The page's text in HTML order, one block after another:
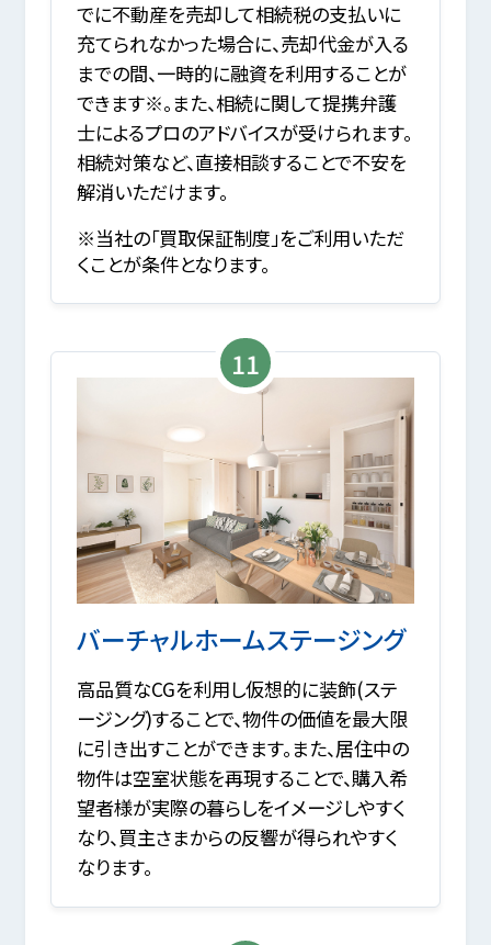
でに不動産を売却して相続税の支払いに
充てられなかった場合に、売却代金が入る
までの間、一時的に融資を利用することが
できます※。また、相続に関して提携弁護
士によるプロのアドバイスが受けられます。
相続対策など、直接相談することで不安を
解消いただけます。
※当社の「買取保証制度」をご利用いただ
くことが条件となります。
11
バーチャルホームステージング
高品質なCGを利用し仮想的に装飾(ステ
ージング)することで、物件の価値を最大限
に引き出すことができます。また、居住中の
物件は空室状態を再現することで、購入希
望者様が実際の暮らしをイメージしやすく
なり、買主さまからの反響が得られやすく
なります。